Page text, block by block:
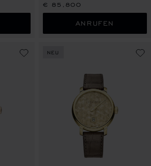
€ 85,800
ANRUFEN
NEU